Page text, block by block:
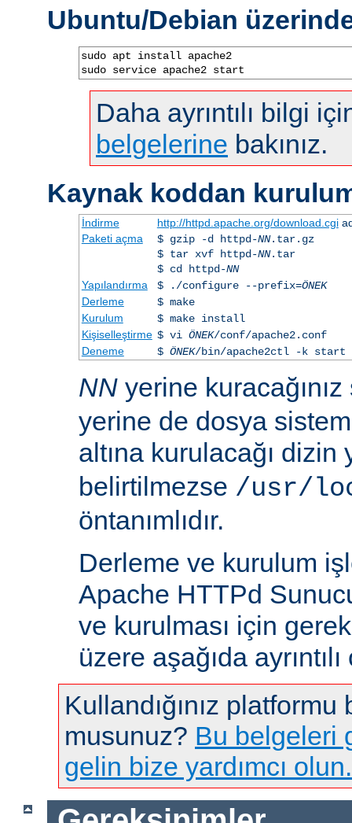
Ubuntu/Debian
sudo apt install apache2
sudo service apache2 start
Daha ayrıntılı bilgi
belgelerine bakınız.
Kaynak koddan
İndirme http://httpd.apache.org/download.cgi
Paketi açma
$ gzip -d httpd-NN.tar.gz
$ tar xvf httpd-NN.tar
$ cd httpd-NN
Yapılandırma
$ ./configure --prefix=ÖNEK
Derleme
$ make
Kurulum
$ make install
Kişiselleştirme $ vi ÖNEK/conf/apache2.conf
Deneme
$ ÖNEK/bin/apache2ctl -k start
NN yerine
yerine de dosya
altına kurulacağı dizin
belirtilmezse /usr/
öntanımlıdır.
Derleme ve kurulum
Apache HTTPd
ve kurulması için
üzere aşağıda
Kullandığınız
musunuz? Bu belgeleri
gelin bize yardımcı olun.